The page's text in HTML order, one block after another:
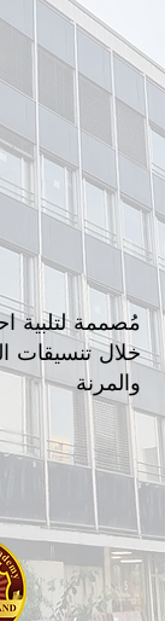
مُصممة لتلبية
خلال تنسيقات
والمرنة